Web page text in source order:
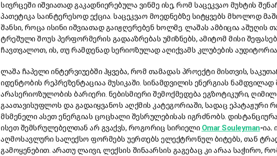
სივრცეში იშვიათად გაკადნიერებულა ვინმე ისე, რომ საცეკვაო მუხტის
პათეტიკა საინტერესოდ ექცია. საცეკვაო მოედნებზე სიტყვებს მხოლოდ
შანსი, როცა ისინი იშვიათად გაიჟღერებენ ხოლმე. ლაშას ამბიცია აშუღის
ტრეშული შოუს პერფორმერის გადააზრებას უმიზნებს, ამიტომ მისი
ჩავთვალოთ, ის, თუ რამდენად სერიოზულად აღიქვამს კლუბების აუდიტორია
ლაშა ჩაპელი ინტერვიუებში ჰყვება, რომ თამადას პროექტი მისთვის,
იდენტობის რეპრეზენტაციაა მუსიკაში. სინამდვილის ენერგიას
არასერიოზულობის ბარიერი. ნებისმიერი შემოქმედება ეგზოტიკური,
გაათავისუფლოს და გადაიყვანოს აღქმის კატეგორიაში, სადაც ეპატაჟური
მსმენელი ასეთ ენერგიას ცოცხალი შესრულებისას იგრძნობს.
ისეთ შემსრულებელთან არ გვაქვს, როგორიც სირიელი Omar Souleyman-ია.
აღმოსავლური სალექსო ფორმებს უერთებს ელექტრონულ ბიტებს, თან
გამოყენებით. არათუ ლაივი, ლექსის შინაარსის გაგებაც კი არაა საჭირო,